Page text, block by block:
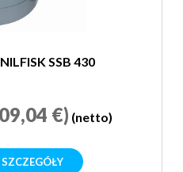
SSB 430
€) (netto)